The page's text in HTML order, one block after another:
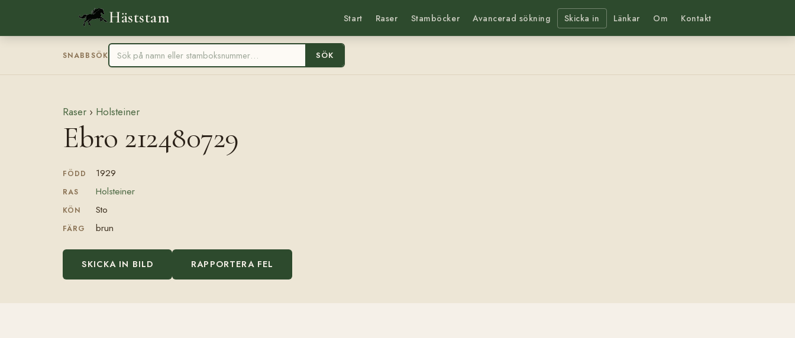
Häststam Start Raser Stamböcker Avancerad sökning Skicka in Länkar Om Kontakt
SNABBSÖK SÖK
Raser › Holsteiner
Ebro 212480729
FÖDD 1929
RAS Holsteiner
KÖN Sto
FÄRG brun
SKICKA IN BILD RAPPORTERA FEL